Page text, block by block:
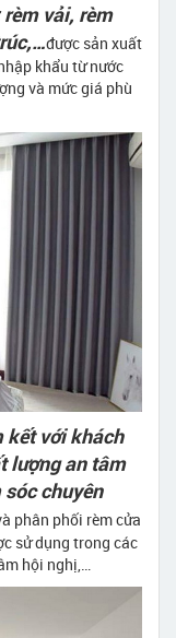
vải, rèm
được sản xuất
khẩu từ nước
và mức giá phù
kết với khách
lượng an tâm
chuyên
phân phối rèm cửa
sử dụng trong các
hội nghị,…